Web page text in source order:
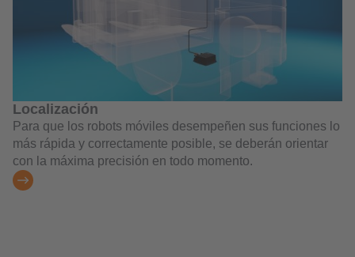
Localización
Para que los robots móviles desempeñen sus funciones lo
más rápida y correctamente posible, se deberán orientar
con la máxima precisión en todo momento.